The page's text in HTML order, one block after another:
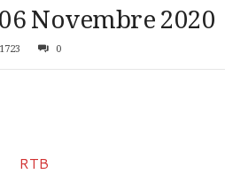
Novembre 2020
1723 0